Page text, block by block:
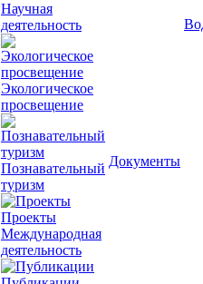
Научная
деятельность
Экологическое
просвещение
Познавательный
туризм
Проекты
Международная
деятельность
Документы